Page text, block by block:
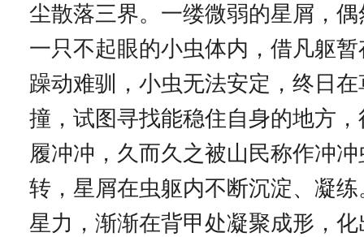
尘散落三界。一缕微弱的星屑，
一只不起眼的小虫体内，借凡躯
躁动难驯，小虫无法安定，终日
撞，试图寻找能稳住自身的地方
履冲冲，久而久之被山民称作冲
转，星屑在虫躯内不断沉淀、凝
星力，渐渐在背甲处凝聚成形，